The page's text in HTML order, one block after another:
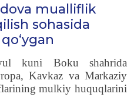
mualliflik
sohasida
kuni Boku shahrida
Kavkaz va Markaziy
mulkiy huquqlarini